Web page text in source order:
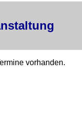
vorhanden.